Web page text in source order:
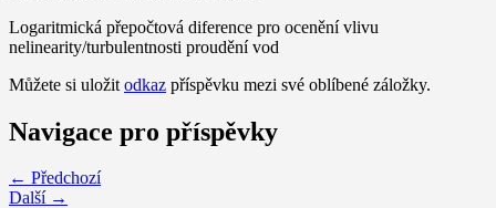
Logaritmická přepočtová diference pro ocenění vlivu
nelinearity/turbulentnosti proudění vod
Můžete si uložit odkaz příspěvku mezi své oblíbené záložky.
Navigace pro příspěvky
← Předchozí
Další →